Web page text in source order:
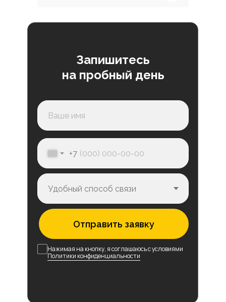
Запишитесь
на пробный день
+7
Отправить заявку
Нажимая на кнопку, я соглашаюсь с условиями
Политики конфиденциальности